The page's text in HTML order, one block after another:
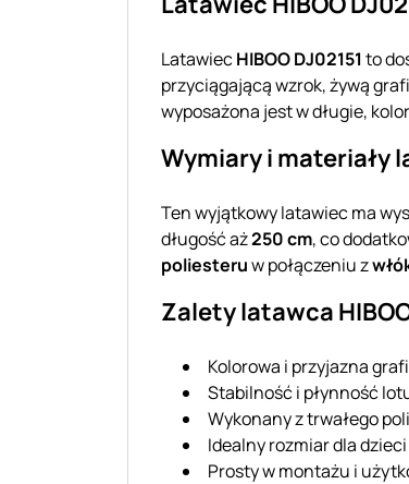
LatawiecHIBOO DJ02151to
przyciągającą wzrok, żywą
wyposażona jest w długie,
Wymiary i materiały
Ten wyjątkowy latawiec ma
długość aż250 cm, co
poliesteruw połączeniu z
Zalety latawca
Kolorowa i przyjazna
Stabilność i płynność
Wykonany z trwałego
Idealny rozmiar dla
Prosty w montażu i